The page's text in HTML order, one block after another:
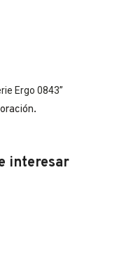
Ergo 0843”
interesar